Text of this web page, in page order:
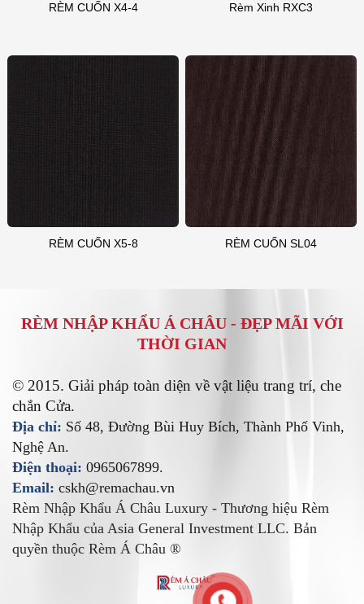
RÈM CUỐN X4-4 Rèm Xinh RXC3
RÈM CUỐN X5-8 RÈM CUỐN SL04
RÈM NHẬP KHẨU Á CHÂU - ĐẸP MÃI VỚI
THỜI GIAN
© 2015. Giải pháp toàn diện về vật liệu trang trí, che
chắn Cửa.
Địa chỉ: Số 48, Đường Bùi Huy Bích, Thành Phố Vinh,
Nghệ An.
Điện thoại: 0965067899.
Email: cskh@remachau.vn
Rèm Nhập Khẩu Á Châu Luxury - Thương hiệu Rèm
Nhập Khẩu của Asia General Investment LLC. Bản
quyền thuộc Rèm Á Châu ®